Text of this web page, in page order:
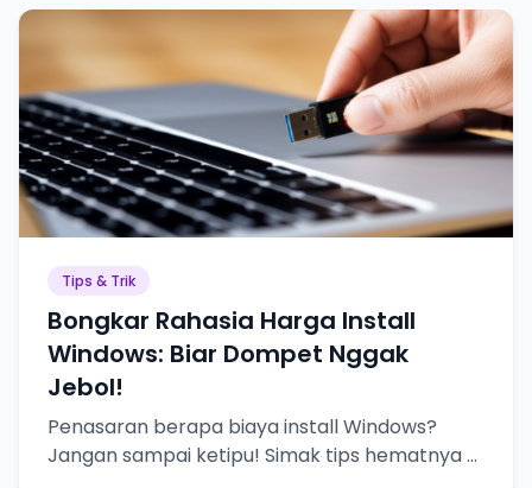
Tips & Trik
Bongkar Rahasia Harga Install
Windows: Biar Dompet Nggak
Jebol!
Penasaran berapa biaya install Windows?
Jangan sampai ketipu! Simak tips hematnya di